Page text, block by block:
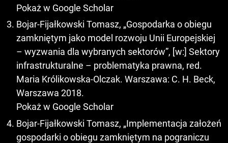
Pokaż w Google Scholar
Bojar-Fijałkowski Tomasz, „Gospodarka o obiegu
zamkniętym jako model rozwoju Unii Europejskiej
– wyzwania dla wybranych sektorów”, [w:] Sektory
infrastrukturalne – problematyka prawna, red.
Maria Królikowska-Olczak. Warszawa: C. H. Beck,
Warszawa 2018.
Pokaż w Google Scholar
Bojar-Fijałkowski Tomasz, „Implementacja założeń
gospodarki o obiegu zamkniętym na pograniczu